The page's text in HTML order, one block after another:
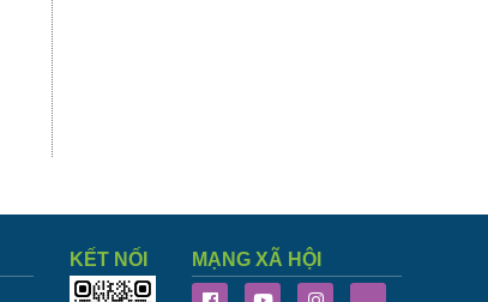
KẾT NỐI MẠNG XÃ HỘI